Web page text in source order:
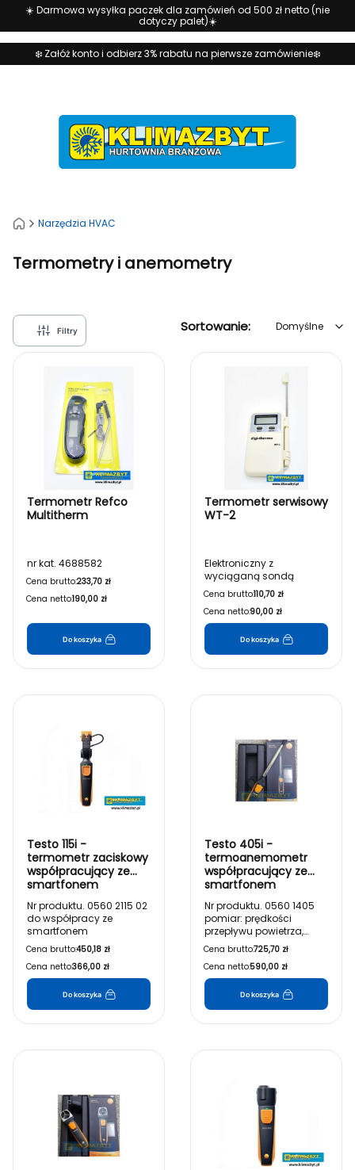
☀️ Darmowa wysyłka paczek dla zamówień od 500 zł netto (nie
dotyczy palet)☀️
❄️ Załóż konto i odbierz 3% rabatu na pierwsze zamówienie❄️
Narzędzia HVAC
Termometry i anemometry
Filtry Sortowanie:Domyślne
Domyślne
Termometr Refco
Multitherm
nr kat. 4688582
Cena brutto:233,70 zł
Cena netto:190,00 zł
Do koszyka
Termometr serwisowy
WT-2
Elektroniczny z
wyciąganą sondą
Cena brutto:110,70 zł
Cena netto:90,00 zł
Do koszyka
Testo 115i -
termometr zaciskowy
współpracujący ze
smartfonem
Nr produktu. 0560 2115 02
do współpracy ze
smartfonem
Cena brutto:450,18 zł
Cena netto:366,00 zł
Do koszyka
Testo 405i -
termoanemometr
współpracujący ze
smartfonem
Nr produktu. 0560 1405
pomiar: prędkości
przepływu powietrza,
przepływu
objętościowego i
temperatury, zakres
pomiarowy: 0 do 30m/s;
temp. -20stC do +60stC
Cena brutto:725,70 zł
Cena netto:590,00 zł
Do koszyka